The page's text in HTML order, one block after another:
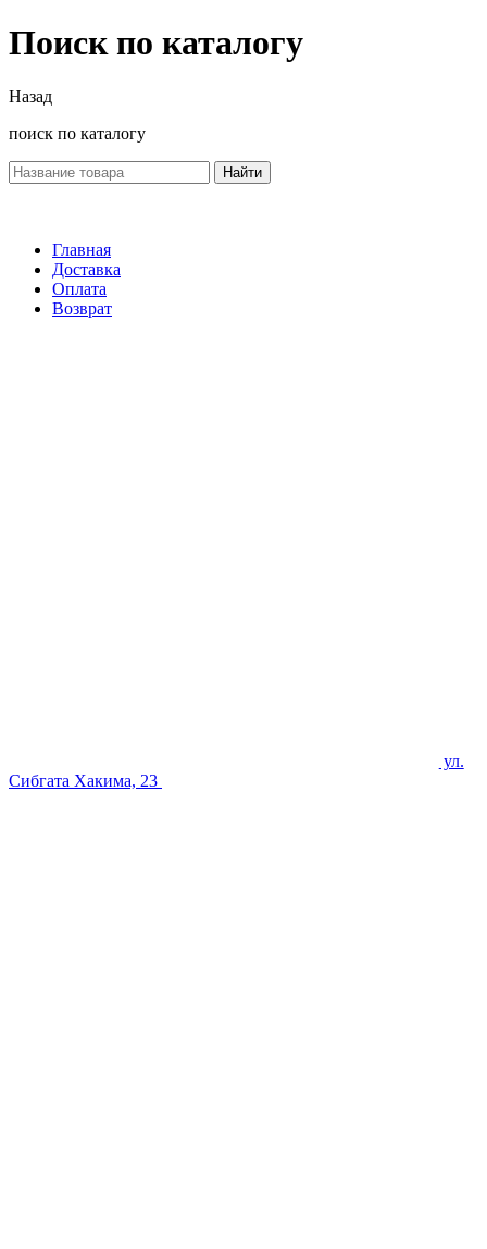
Поиск по каталогу
Назад
поиск по каталогу
Найти
Главная
Доставка
Оплата
Возврат
ул.
Сибгата Хакима, 23